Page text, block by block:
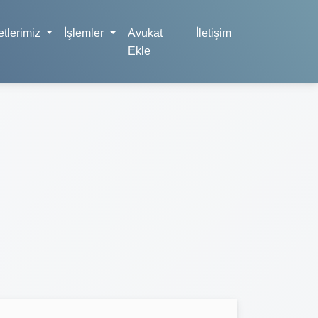
İşlemler
Avukat
Ekle
İletişim